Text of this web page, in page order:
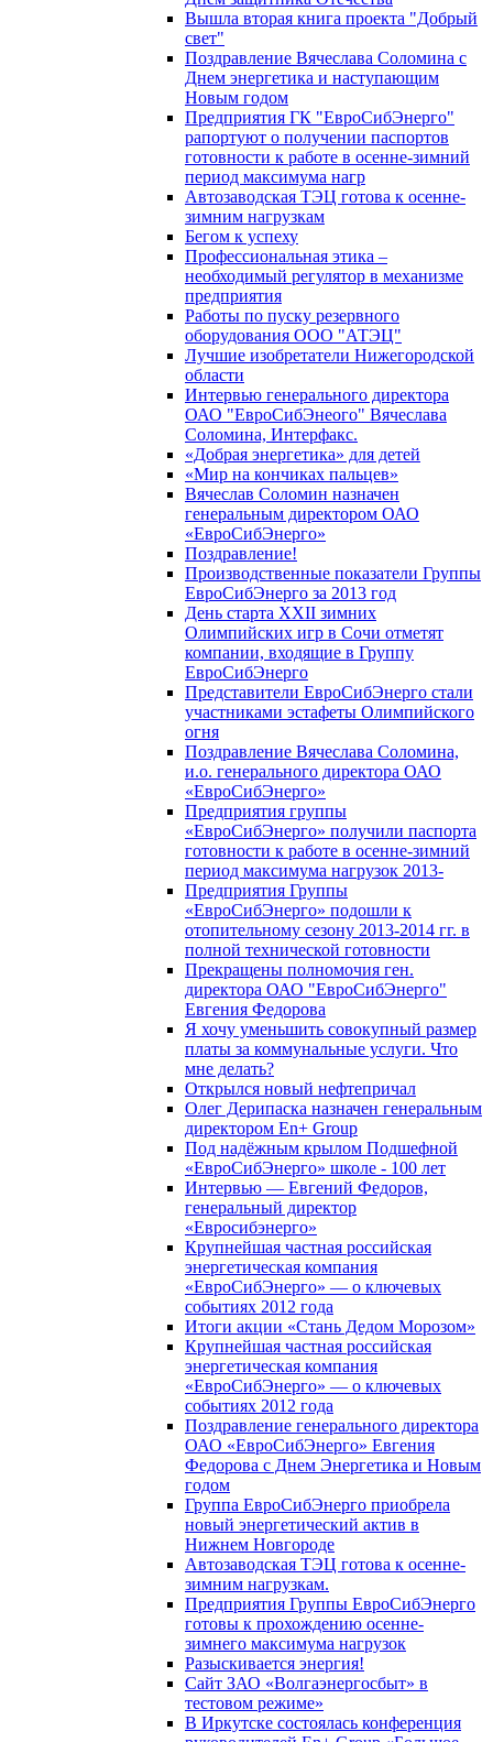
Вышла вторая книга проекта "Добрый
свет"
Поздравление Вячеслава Соломина с
Днем энергетика и наступающим
Новым годом
Предприятия ГК "ЕвроСибЭнерго"
рапортуют о получении паспортов
готовности к работе в осенне-зимний
период максимума нагр
Автозаводская ТЭЦ готова к осенне-
зимним нагрузкам
Бегом к успеху
Профессиональная этика –
необходимый регулятор в механизме
предприятия
Работы по пуску резервного
оборудования ООО "АТЭЦ"
Лучшие изобретатели Нижегородской
области
Интервью генерального директора
ОАО "ЕвроСибЭнеого" Вячеслава
Соломина, Интерфакс.
«Добрая энергетика» для детей
«Мир на кончиках пальцев»
Вячеслав Соломин назначен
генеральным директором ОАО
«ЕвроСибЭнерго»
Поздравление!
Производственные показатели Группы
ЕвроСибЭнерго за 2013 год
День старта XXII зимних
Олимпийских игр в Сочи отметят
компании, входящие в Группу
ЕвроСибЭнерго
Представители ЕвроСибЭнерго стали
участниками эстафеты Олимпийского
огня
Поздравление Вячеслава Соломина,
и.о. генерального директора ОАО
«ЕвроСибЭнерго»
Предприятия группы
«ЕвроСибЭнерго» получили паспорта
готовности к работе в осенне-зимний
период максимума нагрузок 2013-
Предприятия Группы
«ЕвроСибЭнерго» подошли к
отопительному сезону 2013-2014 гг. в
полной технической готовности
Прекращены полномочия ген.
директора ОАО "ЕвроСибЭнерго"
Евгения Федорова
Я хочу уменьшить совокупный размер
платы за коммунальные услуги. Что
мне делать?
Открылся новый нефтепричал
Олег Дерипаска назначен генеральным
директором En+ Group
Под надёжным крылом Подшефной
«ЕвроСибЭнерго» школе - 100 лет
Интервью — Евгений Федоров,
генеральный директор
«Евросибэнерго»
Крупнейшая частная российская
энергетическая компания
«ЕвроСибЭнерго» — о ключевых
событиях 2012 года
Итоги акции «Стань Дедом Морозом»
Крупнейшая частная российская
энергетическая компания
«ЕвроСибЭнерго» — о ключевых
событиях 2012 года
Поздравление генерального директора
ОАО «ЕвроСибЭнерго» Евгения
Федорова с Днем Энергетика и Новым
годом
Группа ЕвроСибЭнерго приобрела
новый энергетический актив в
Нижнем Новгороде
Автозаводская ТЭЦ готова к осенне-
зимним нагрузкам.
Предприятия Группы ЕвроСибЭнерго
готовы к прохождению осенне-
зимнего максимума нагрузок
Разыскивается энергия!
Сайт ЗАО «Волгаэнергосбыт» в
тестовом режиме»
В Иркутске состоялась конференция